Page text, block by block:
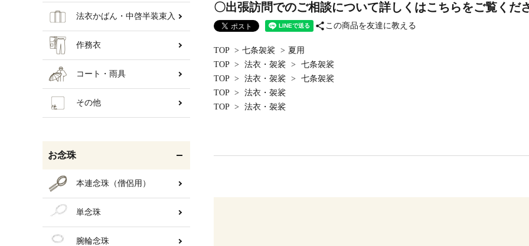
〇出張訪問でのご相談について詳しくはこちらをご覧くだ
share この商品を友達に教える
TOP > 七条袈裟 > 夏用
TOP > 法衣・袈裟 >
七条袈裟
TOP > 法衣・袈裟 >
七条袈裟
TOP >
法衣・袈裟
TOP > 法衣・袈裟
法衣かばん・中啓半装束入
作務衣
コート・雨具
その他
お念珠
本連念珠（僧侶用）
単念珠
腕輪念珠